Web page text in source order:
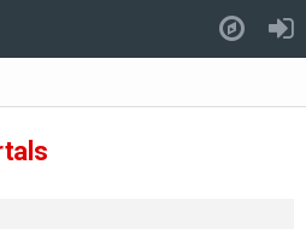
to refresh..